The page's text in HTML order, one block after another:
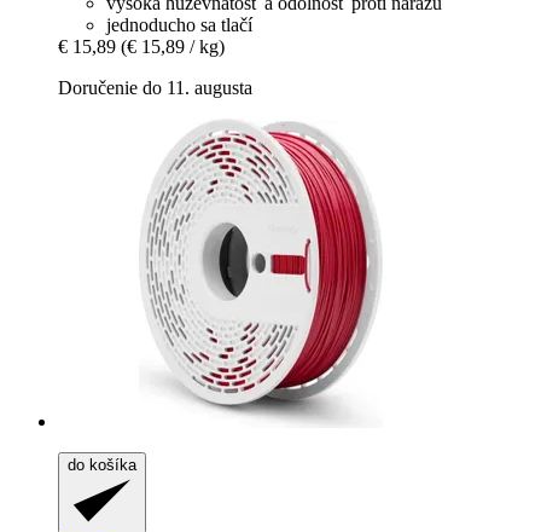
jednoducho sa tlačí
€ 15,89 (€ 15,89 / kg)
Doručenie do 11. augusta
do košíka